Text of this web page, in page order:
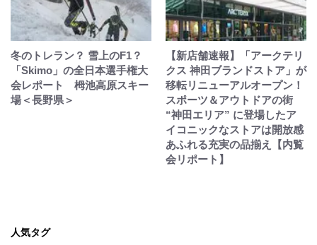
冬のトレラン？ 雪上のF1？
「Skimo」の全日本選手権大
会レポート 栂池高原スキー
場＜長野県＞
【新店舗速報】「アークテリ
クス 神田ブランドストア」が
移転リニューアルオープン！
スポーツ＆アウトドアの街
“神田エリア” に登場したア
イコニックなストアは開放感
あふれる充実の品揃え【内覧
会リポート】
人気タグ